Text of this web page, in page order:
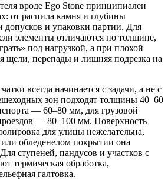
вроде Ego Stone принципиален
от распила камня и глубины
допусков и упаковки партии. Для
элементы отличаются по толщине,
под нагрузкой, а при плохой
щели, перепады и лишняя подрезка на
всегда начинается с задачи, а не с
зон подходят толщины 40–60
— 60–80 мм, для грузовой
— 80–100 мм. Поверхность
для улицы нежелательна,
обледенелом покрытии она
ступеней, пандусов и участков с
термическая обработка,
галтовка.